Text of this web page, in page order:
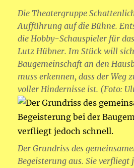
Die Theatergruppe
Aufführung auf die Bühne.
die Hobby-Schauspieler für
Lutz Hübner. Im Stück will
Baugemeinschaft an den
muss erkennen, dass der Weg
voller Hindernisse ist. (Foto:
Der Grundriss des
Begeisterung aus. Sie verfliegt